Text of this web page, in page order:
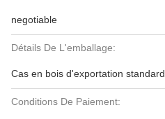
negotiable
Détails De L'emballage:
Cas en bois d'exportation standard
Conditions De Paiement: